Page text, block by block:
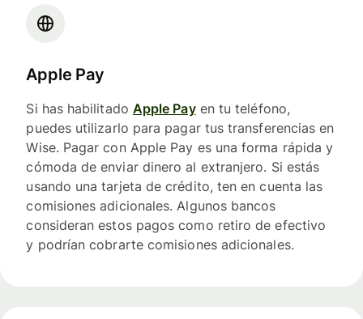
Apple Pay
Si has habilitado Apple Payen tu teléfono,
puedes utilizarlo para pagar tus transferencias en
Wise. Pagar con Apple Pay es una forma rápida y
cómoda de enviar dinero al extranjero. Si estás
usando una tarjeta de crédito, ten en cuenta las
comisiones adicionales. Algunos bancos
consideran estos pagos como retiro de efectivo
y podrían cobrarte comisiones adicionales.